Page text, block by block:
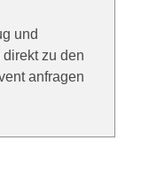
und
zu den
anfragen